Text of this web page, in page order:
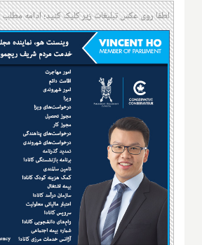
لطفا روی عکس تبلیغات زیر کلیک کنید؛ ادامه مطلب